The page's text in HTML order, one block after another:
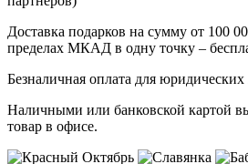
Доставка подарков на сумму от 100
пределах МКАД в одну точку –
Безналичная оплата для
Наличными или банковской картой
товар в офисе.